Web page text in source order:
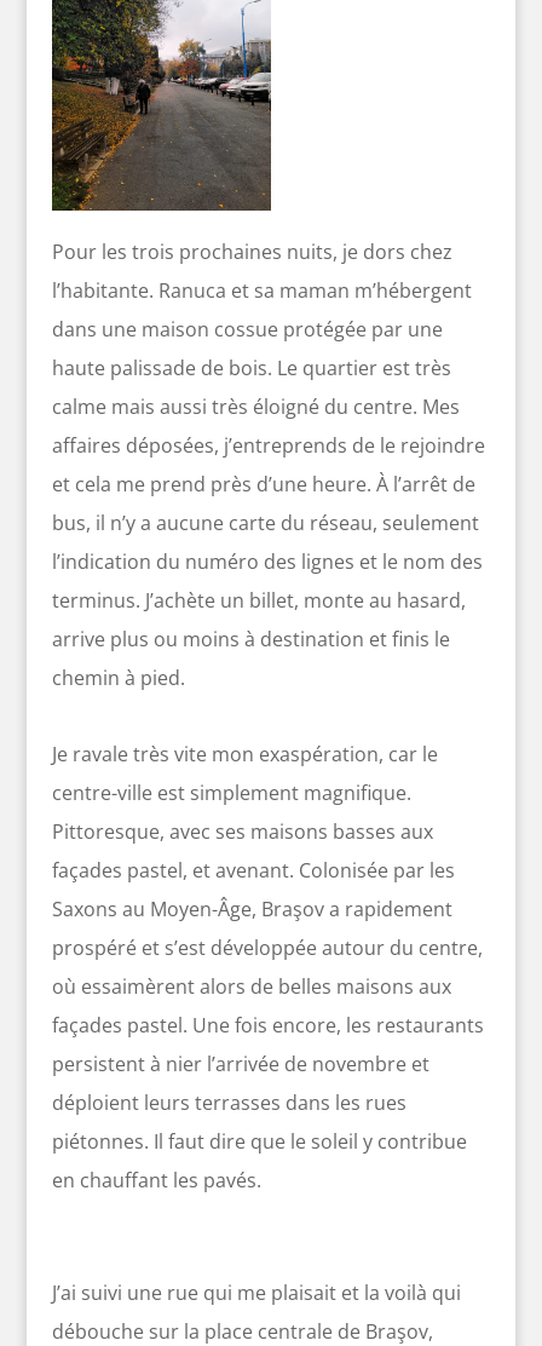
Pour les trois prochaines nuits, je dors chez
l’habitante. Ranuca et sa maman m’hébergent
dans une maison cossue protégée par une
haute palissade de bois. Le quartier est très
calme mais aussi très éloigné du centre. Mes
affaires déposées, j’entreprends de le rejoindre
et cela me prend près d’une heure. À l’arrêt de
bus, il n’y a aucune carte du réseau, seulement
l’indication du numéro des lignes et le nom des
terminus. J’achète un billet, monte au hasard,
arrive plus ou moins à destination et finis le
chemin à pied.
Je ravale très vite mon exaspération, car le
centre-ville est simplement magnifique.
Pittoresque, avec ses maisons basses aux
façades pastel, et avenant. Colonisée par les
Saxons au Moyen-Âge, Braşov a rapidement
prospéré et s’est développée autour du centre,
où essaimèrent alors de belles maisons aux
façades pastel. Une fois encore, les restaurants
persistent à nier l’arrivée de novembre et
déploient leurs terrasses dans les rues
piétonnes. Il faut dire que le soleil y contribue
en chauffant les pavés.
J’ai suivi une rue qui me plaisait et la voilà qui
débouche sur la place centrale de Braşov,